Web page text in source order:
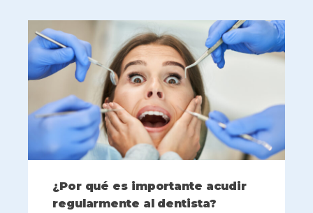
¿Por qué es importante acudir
regularmente al dentista?